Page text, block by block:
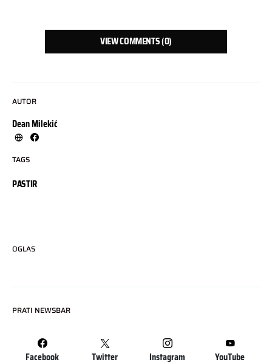
AUTOR
Dean Milekić
TAGS
PASTIR
VIEW COMMENTS (0)
OGLAS
PRATI NEWSBAR
Facebook Twitter Instagram YouTube